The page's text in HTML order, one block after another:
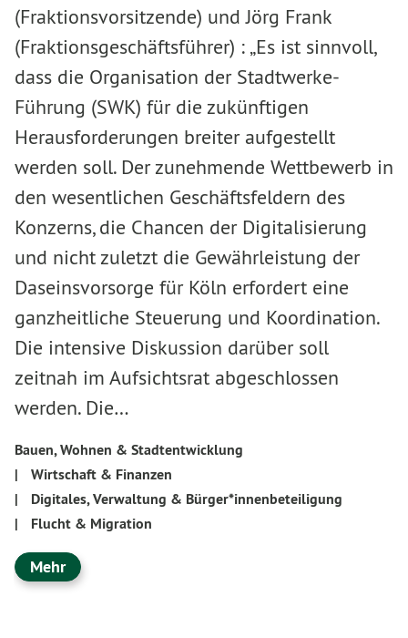
(Fraktionsvorsitzende) und Jörg Frank
(Fraktionsgeschäftsführer) : „Es ist sinnvoll,
dass die Organisation der Stadtwerke-
Führung (SWK) für die zukünftigen
Herausforderungen breiter aufgestellt
werden soll. Der zunehmende Wettbewerb in
den wesentlichen Geschäftsfeldern des
Konzerns, die Chancen der Digitalisierung
und nicht zuletzt die Gewährleistung der
Daseinsvorsorge für Köln erfordert eine
ganzheitliche Steuerung und Koordination.
Die intensive Diskussion darüber soll
zeitnah im Aufsichtsrat abgeschlossen
werden. Die…
Bauen, Wohnen & Stadtentwicklung
|
Wirtschaft & Finanzen
|
Digitales, Verwaltung & Bürger*innenbeteiligung
|
Flucht & Migration
Mehr